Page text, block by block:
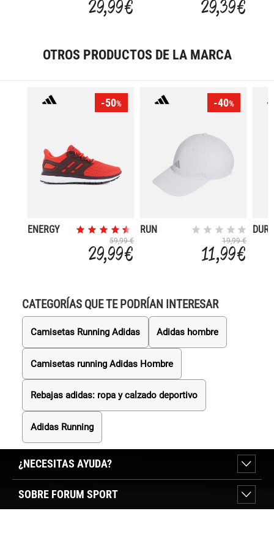
29,99 € 29,39 €
OTROS PRODUCTOS DE LA MARCA
-50%
ENERGY
59,99 €
29,99 €
-40%
RUN
19,99 €
11,99 €
CATEGORÍAS QUE TE PODRÍAN INTERESAR
Camisetas Running Adidas Adidas hombre
Camisetas running Adidas Hombre
Rebajas adidas: ropa y calzado deportivo
Adidas Running
¿NECESITAS AYUDA?
SOBRE FORUM SPORT